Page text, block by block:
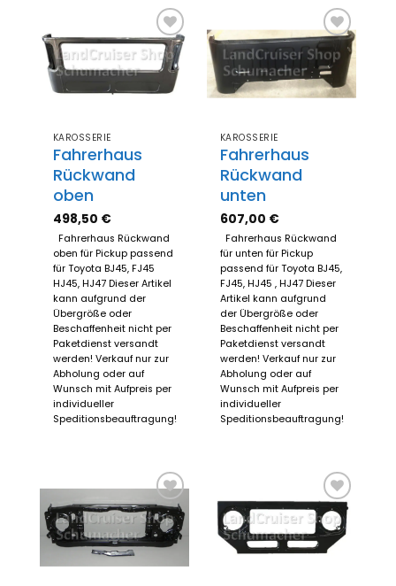
Zum
Merkzettel
hinzufügen
KAROSSERIE
Fahrerhaus
Rückwand
oben
498,50 €
Fahrerhaus Rückwand
oben für Pickup passend
für Toyota BJ45, FJ45
HJ45, HJ47 Dieser Artikel
kann aufgrund der
Übergröße oder
Beschaffenheit nicht per
Paketdienst versandt
werden! Verkauf nur zur
Abholung oder auf
Wunsch mit Aufpreis per
individueller
Speditionsbeauftragung!
Zum
Merkzettel
hinzufügen
KAROSSERIE
Fahrerhaus
Rückwand
unten
607,00 €
Fahrerhaus Rückwand
für unten für Pickup
passend für Toyota BJ45,
FJ45, HJ45 , HJ47 Dieser
Artikel kann aufgrund
der Übergröße oder
Beschaffenheit nicht per
Paketdienst versandt
werden! Verkauf nur zur
Abholung oder auf
Wunsch mit Aufpreis per
individueller
Speditionsbeauftragung!
Zum
Merkzettel
hinzufügen
Zum
Merkzettel
hinzufügen